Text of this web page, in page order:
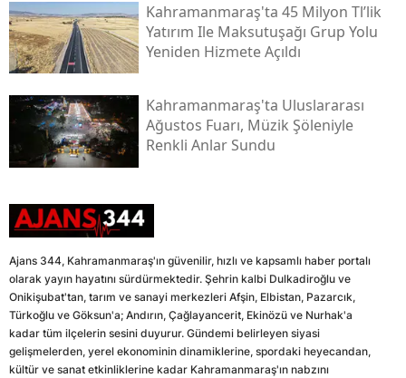
Kahramanmaraş'ta 45 Milyon Tl’lik
Yatırım Ile Maksutuşağı Grup Yolu
Yeniden Hizmete Açıldı
Kahramanmaraş'ta Uluslararası
Ağustos Fuarı, Müzik Şöleniyle
Renkli Anlar Sundu
Ajans 344, Kahramanmaraş'ın güvenilir, hızlı ve kapsamlı haber portalı
olarak yayın hayatını sürdürmektedir. Şehrin kalbi Dulkadiroğlu ve
Onikişubat'tan, tarım ve sanayi merkezleri Afşin, Elbistan, Pazarcık,
Türkoğlu ve Göksun'a; Andırın, Çağlayancerit, Ekinözü ve Nurhak'a
kadar tüm ilçelerin sesini duyurur. Gündemi belirleyen siyasi
gelişmelerden, yerel ekonominin dinamiklerine, spordaki heyecandan,
kültür ve sanat etkinliklerine kadar Kahramanmaraş'ın nabzını